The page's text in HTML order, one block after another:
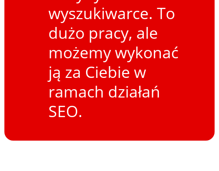
wyszukiwarce. To
dużo pracy, ale
możemy wykonać
ją za Ciebie w
ramach działań
SEO.